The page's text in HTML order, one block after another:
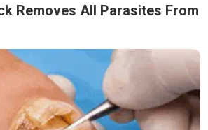
Removes All Parasites From